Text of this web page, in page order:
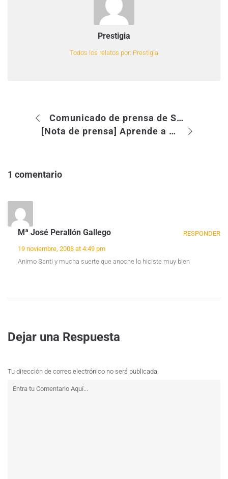
Prestigia
Todos los relatos por: Prestigia
Comunicado de prensa de Santiago Gotor y Lluís Tejedor
[Nota de prensa] Aprende a gestionar la Reputación Corporativa Online
1 comentario
Mª José Perallón Gallego
19 noviembre, 2008 at 4:49 pm
RESPONDER
Animo Santi y mucha suerte que anoche lo hiciste muy bien
Dejar una Respuesta
Tu dirección de correo electrónico no será publicada.